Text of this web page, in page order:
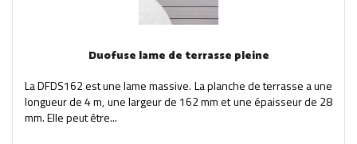
Duofuse lame de terrasse pleine
La DFDS162 est une lame massive. La planche de terrasse a une
longueur de 4 m, une largeur de 162 mm et une épaisseur de 28
mm. Elle peut être...